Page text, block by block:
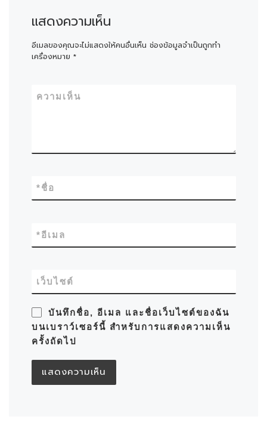
แสดงความเห็น
อีเมลของคุณจะไม่แสดงให้คนอื่นเห็น ช่องข้อมูลจำเป็นถูกทำ
เครื่องหมาย *
ความเห็น
ชื่อ
*
อีเมล
*
เว็บไซต์
บันทึกชื่อ, อีเมล และชื่อเว็บไซต์ของฉัน
บนเบราว์เซอร์นี้ สำหรับการแสดงความเห็น
ครั้งถัดไป